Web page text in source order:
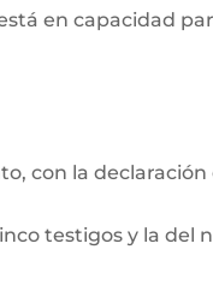
en capacidad
con la
testigos y la del